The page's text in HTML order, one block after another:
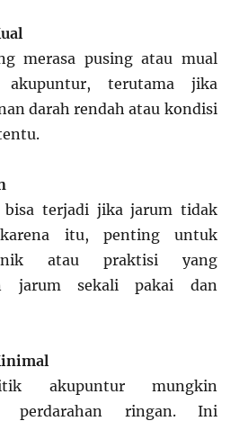
merasa pusing atau mual
akupuntur, terutama jika
darah rendah atau kondisi
bisa terjadi jika jarum tidak
itu, penting untuk
atau praktisi yang
jarum sekali pakai dan
akupuntur mungkin
perdarahan ringan. Ini